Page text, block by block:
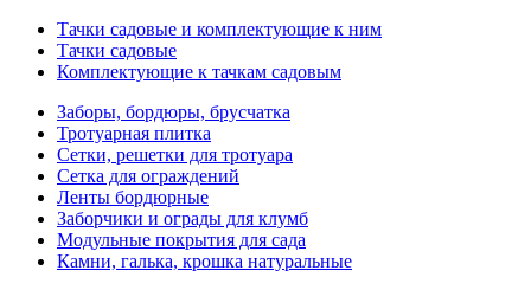
Тачки садовые и комплектующие к ним
Тачки садовые
Комплектующие к тачкам садовым
Заборы, бордюры, брусчатка
Тротуарная плитка
Сетки, решетки для тротуара
Сетка для ограждений
Ленты бордюрные
Заборчики и ограды для клумб
Модульные покрытия для сада
Камни, галька, крошка натуральные